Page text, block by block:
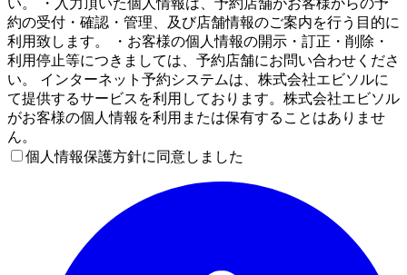
約の受付・確認・管理、及び店舗情報のご案内を行う目的に
利用致します。 ・お客様の個人情報の開示・訂正・削除・
利用停止等につきましては、予約店舗にお問い合わせくださ
い。 インターネット予約システムは、株式会社エビソルに
て提供するサービスを利用しております。株式会社エビソル
がお客様の個人情報を利用または保有することはありませ
ん。
個人情報保護方針に同意しました